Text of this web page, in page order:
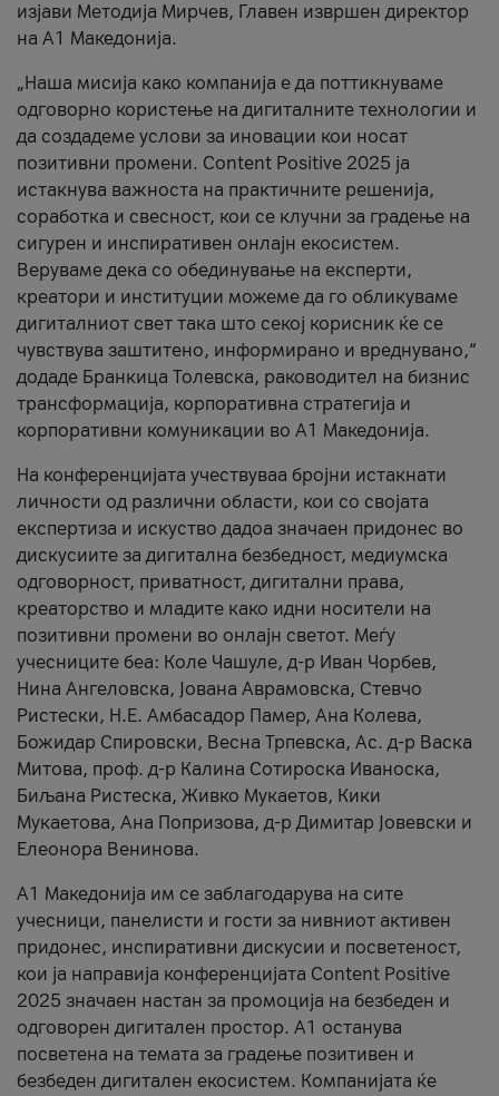
изјави Методија Мирчев, Главен извршен директор
на А1 Македонија.
„Наша мисија како компанија е да поттикнуваме
одговорно користење на дигиталните технологии и
да создадеме услови за иновации кои носат
позитивни промени. Content Positive 2025 ја
истакнува важноста на практичните решенија,
соработка и свесност, кои се клучни за градење на
сигурен и инспиративен онлајн екосистем.
Веруваме дека со обединување на експерти,
креатори и институции можеме да го обликуваме
дигиталниот свет така што секој корисник ќе се
чувствува заштитено, информирано и вреднувано,“
додаде Бранкица Толевска, раководител на бизнис
трансформација, корпоративна стратегија и
корпоративни комуникации во А1 Македонија.
На конференцијата учествуваа бројни истакнати
личности од различни области, кои со својата
експертиза и искуство дадоа значаен придонес во
дискусиите за дигитална безбедност, медиумска
одговорност, приватност, дигитални права,
креаторство и младите како идни носители на
позитивни промени во онлајн светот. Меѓу
учесниците беа: Коле Чашуле, д-р Иван Чорбев,
Нина Ангеловска, Јована Аврамовска, Стевчо
Ристески, Н.Е. Амбасадор Памер, Ана Колева,
Божидар Спировски, Весна Трпевска, Ас. д-р Васка
Митова, проф. д-р Калина Сотироска Иваноска,
Биљана Ристеска, Живко Мукаетов, Кики
Мукаетова, Ана Попризова, д-р Димитар Јовевски и
Елеонора Венинова.
А1 Македонија им се заблагодарува на сите
учесници, панелисти и гости за нивниот активен
придонес, инспиративни дискусии и посветеност,
кои ја направија конференцијата Content Positive
2025 значаен настан за промоција на безбеден и
одговорен дигитален простор. А1 останува
посветена на темата за градење позитивен и
безбеден дигитален екосистем. Компанијата ќе